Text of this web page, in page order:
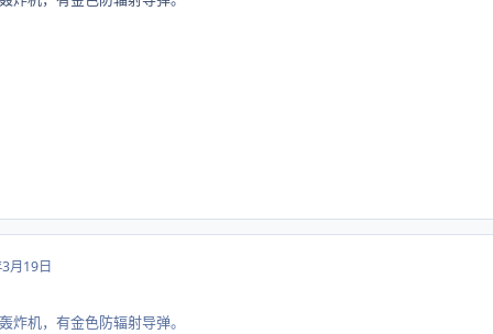
月19日
炸机，有金色防辐射导弹。